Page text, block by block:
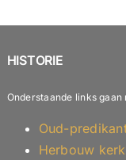
HISTORIE
Onderstaande links
Oud-
Herbouw